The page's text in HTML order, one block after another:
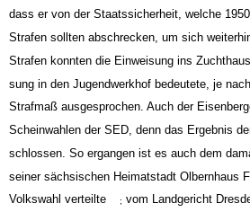
Wer in der Öffentlichkeit für einen
dass er von der Staatssicherheit, welche
Strafen sollten abschrecken, um sich
Strafen konnten die Einweisung ins
sung in den Jugendwerkhof bedeutete, je
Strafmaß ausgesprochen. Auch der
Scheinwahlen der SED, denn das Ergebnis
schlossen. So ergangen ist es auch dem
seiner sächsischen Heimatstadt Olbernhaus